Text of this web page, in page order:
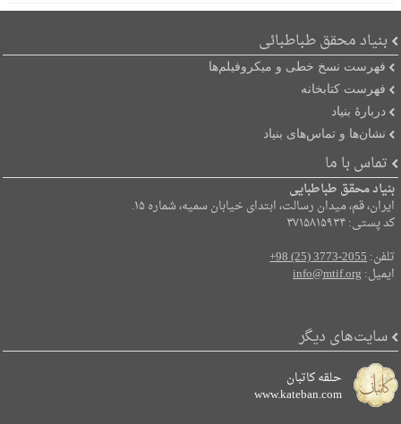
بنیاد محقق طباطبائی
فهرست نسخ خطی و میکروفیلم‌ها
فهرست کتابخانه
دربارۀ بنیاد
نشان‌ها و تماس‌های بنیاد
تماس با ما
بنیاد محقق طباطبایی
ایران، قم، میدان رسالت، ابتدای خیابان سمیه، شماره ۱۵.
کد پستی: ۳۷۱۵۸۱۵۹۳۴
تلفن:+98 (25) 3773-2055
ایمیل:info@mtif.org
سایت‌های دیگر
حلقه کاتبان
www.kateban.com